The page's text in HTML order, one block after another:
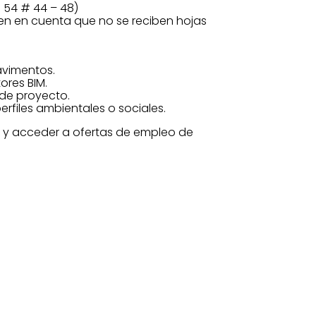
54 # 44 – 48)
en cuenta que no se reciben hojas
BIM.
proyecto.
ambientales o sociales.
acceder a ofertas de empleo de